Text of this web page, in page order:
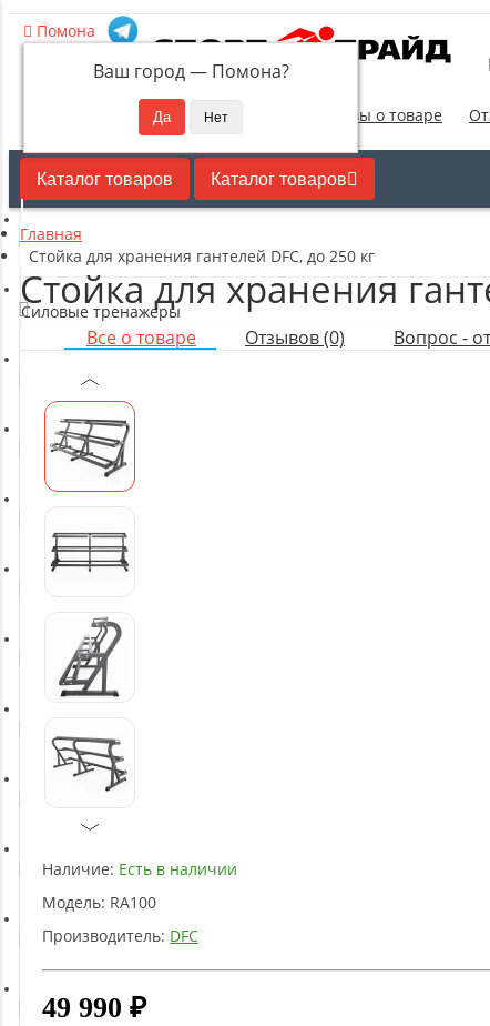
Помона
Ваш город — Помона?
Новинки Отзывы о товаре
Каталог товаров Каталог товаров
Кардиотренажеры
Силовые тренажеры
Свободные веса
Оборудование для настольного тенниса
Батуты
Баскетбольное оборудование
Массажное оборудование
Игротека
Детское оборудование
Рукоятки и тяги
Аэробика и фитнес
Гимнастическое оборудование
Главная
Стойка для хранения гантелей DFC, до 250 кг
Стойка для хранения
Все о товаре Отзывов (0) Вопрос -
Наличие: Есть в наличии
Модель: RA100
Производитель: DFC
49 990 ₽